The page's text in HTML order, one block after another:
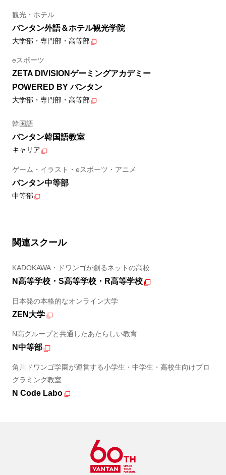
観光・ホテル
バンタン外語＆ホテル観光学院
大学部・専門部・高等部
eスポーツ
ZETA DIVISIONゲーミングアカデミー
POWERED BY バンタン
大学部・専門部・高等部
韓国語
バンタン韓国語教室
キャリア
ゲーム・イラスト・eスポーツ・アニメ
バンタン中等部
中等部
関連スクール
KADOKAWA・ドワンゴが創るネットの高校
N高等学校・S高等学校・R高等学校
日本発の本格的なオンライン大学
ZEN大学
N高グループと共通したあたらしい教育
N中等部
角川ドワンゴ学園が運営する小学生・中学生・高校生向けプロ
グラミング教室
N Code Labo